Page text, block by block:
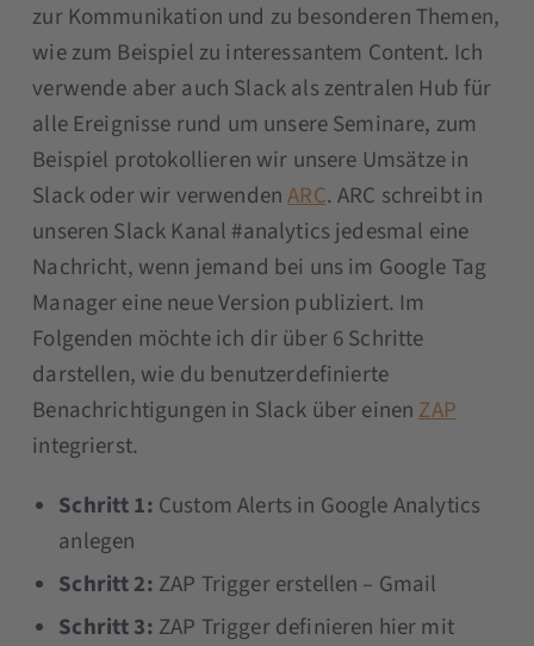
zur Kommunikation und zu besonderen Themen,
wie zum Beispiel zu interessantem Content. Ich
verwende aber auch Slack als zentralen Hub für
alle Ereignisse rund um unsere Seminare, zum
Beispiel protokollieren wir unsere Umsätze in
Slack oder wir verwendenARC. ARC schreibt in
unseren Slack Kanal #analytics jedesmal eine
Nachricht, wenn jemand bei uns im Google Tag
Manager eine neue Version publiziert. Im
Folgenden möchte ich dir über 6 Schritte
darstellen, wie du benutzerdefinierte
Benachrichtigungen in Slack über einenZAP
integrierst.
Schritt 1: Custom Alerts in Google Analytics
anlegen
Schritt 2: ZAP Trigger erstellen – Gmail
Schritt 3: ZAP Trigger definieren hier mit